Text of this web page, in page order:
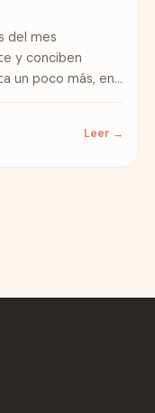
del mes
y conciben
un poco más, en
Leer →